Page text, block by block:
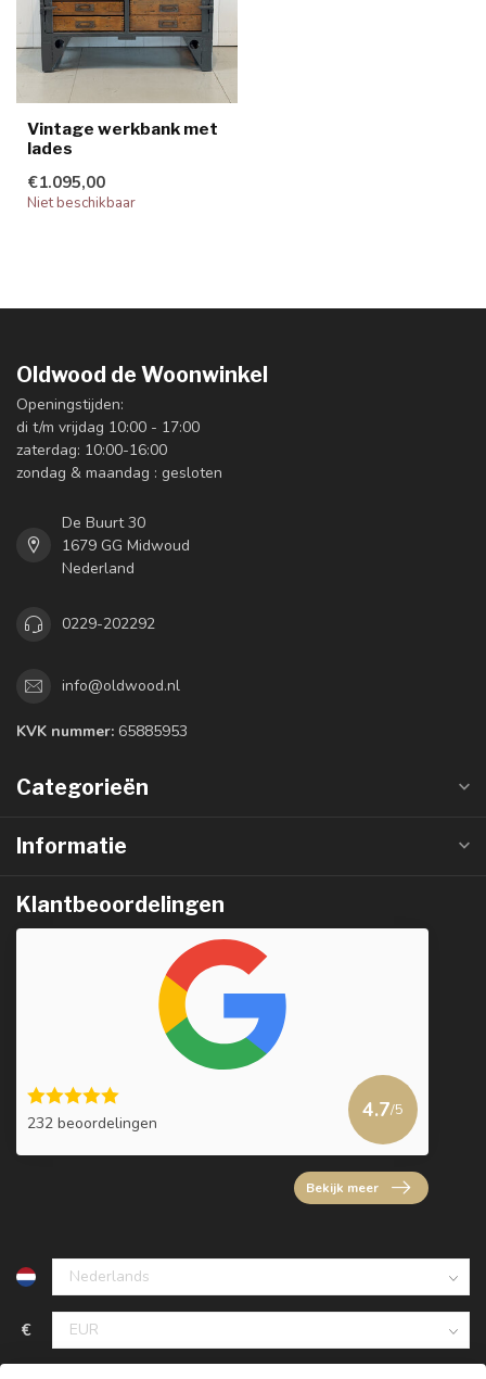
Vintage werkbank met
lades
€1.095,00
Niet beschikbaar
Oldwood de Woonwinkel
Openingstijden:
di t/m vrijdag 10:00 - 17:00
zaterdag: 10:00-16:00
zondag & maandag : gesloten
De Buurt 30
1679 GG Midwoud
Nederland
0229-202292
info@oldwood.nl
KVK nummer: 65885953
Categorieën
Informatie
Klantbeoordelingen
232 beoordelingen
4.7/5
Bekijk meer
€